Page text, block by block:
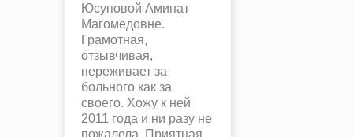
Юсуповой Аминат
Магомедовне.
Грамотная,
отзывчивая,
переживает за
больного как за
своего. Хожу к ней
2011 года и ни разу не
пожалела. Приятная,